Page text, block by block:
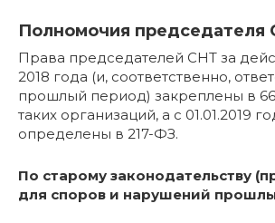
Полномочия председателя
Права председателей СНТ за
2018 года (и, соответственно,
прошлый период) закреплены в
таких организаций, а с 01.01.2019
определены в 217-ФЗ.
По старому законодательству
для споров и нарушений